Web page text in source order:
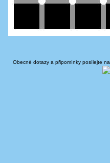
Obecné dotazy a připomínky posílejte na